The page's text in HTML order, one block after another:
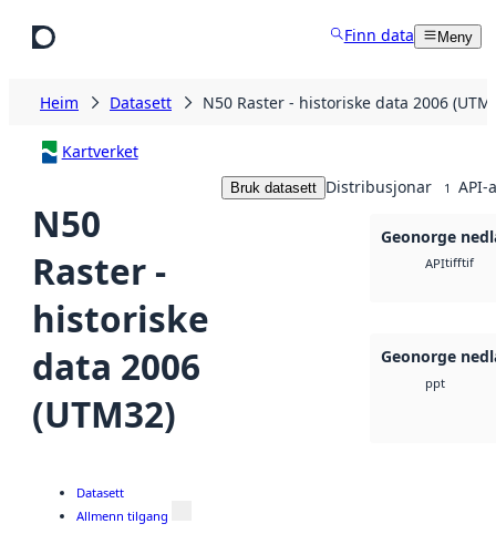
Finn data Meny
Heim Datasett N50 Raster - historiske data 2006
Kartverket
N50
Raster -
historiske
data 2006
(UTM32)
Bruk datasett Distribusjonar 1 API-
Geonorge
APItifftif
Geonorge
ppt
Datasett
Allmenn tilgang